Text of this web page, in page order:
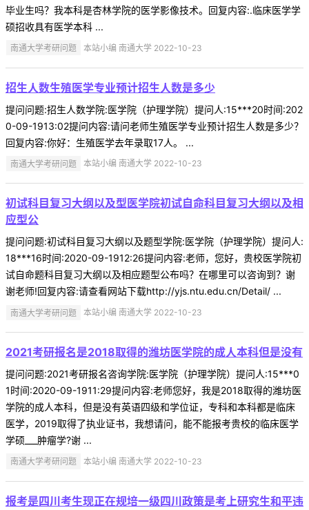
毕业生吗？我本科是杏林学院的医学影像技术。回复内容:.临床医学学
硕招收具有医学本科 ...
南通大学考研问题 本站小编 南通大学 2022-10-23
招生人数生殖医学专业预计招生人数是多少
提问问题:招生人数学院:医学院（护理学院）提问人:15***20时间:202
0-09-1913:02提问内容:请问老师生殖医学专业预计招生人数是多少？
回复内容:你好：生殖医学去年录取17人。 ...
南通大学考研问题 本站小编 南通大学 2022-10-23
初试科目复习大纲以及型医学院初试自命科目复习大纲以及相
应型公
提问问题:初试科目复习大纲以及题型学院:医学院（护理学院）提问人:
18***16时间:2020-09-1912:26提问内容:老师，您好，贵校医学院初
试自命题科目复习大纲以及相应题型公布吗？在哪里可以咨询到？谢
谢老师!回复内容:请查看网站下载http://yjs.ntu.edu.cn/Detail/ ...
南通大学考研问题 本站小编 南通大学 2022-10-23
2021考研报名是2018取得的潍坊医学院的成人本科但是没有
提问问题:2021考研报名咨询学院:医学院（护理学院）提问人:15***0
1时间:2020-09-1911:29提问内容:老师您好，我是2018取得的潍坊医
学院的成人本科，但是没有英语四级和学位证，专科和本科都是临床
医学，2019取得了执业证书，我想请问，能不能报考贵校的临床医学
学硕___肿瘤学?谢 ...
南通大学考研问题 本站小编 南通大学 2022-10-23
报考是四川考生现正在规培一级四川政策是考上研究生和平违